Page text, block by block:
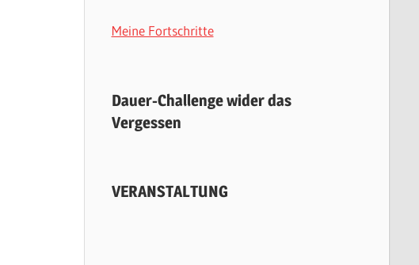
Meine Fortschritte
Dauer-Challenge wider das
Vergessen
VERANSTALTUNG